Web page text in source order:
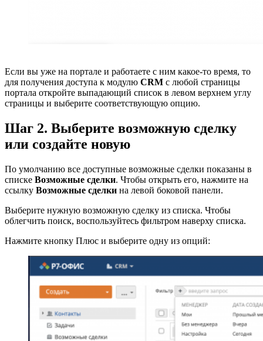
Если вы уже на портале и работаете с ним какое-то время, то
для получения доступа к модулю CRM с любой страницы
портала откройте выпадающий список в левом верхнем углу
страницы и выберите соответствующую опцию.
Шаг 2. Выберите возможную сделку
или создайте новую
По умолчанию все доступные возможные сделки показаны в
списке Возможные сделки. Чтобы открыть его, нажмите на
ссылку Возможные сделки на левой боковой панели.
Выберите нужную возможную сделку из списка. Чтобы
облегчить поиск, воспользуйтесь фильтром наверху списка.
Нажмите кнопку Плюс и выберите одну из опций: